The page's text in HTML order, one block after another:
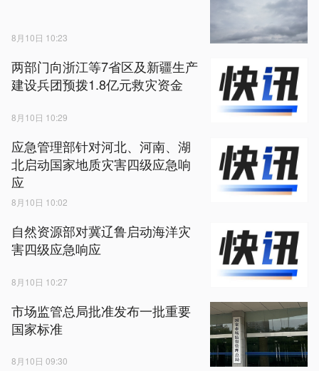
8月10日 10:23
两部门向浙江等7省区及新疆生产
建设兵团预拨1.8亿元救灾资金
8月10日 10:29
应急管理部针对河北、河南、湖
北启动国家地质灾害四级应急响
应
8月10日 10:02
自然资源部对冀辽鲁启动海洋灾
害四级应急响应
8月10日 10:27
市场监管总局批准发布一批重要
国家标准
8月10日 09:30